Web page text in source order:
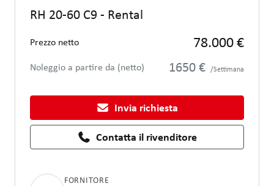
RH 20-60 C9 - Rental
Prezzo netto 78.000 €
Noleggio a partire da (netto) 1650 € /Settimana
Invia richiesta
Contatta il rivenditore
FORNITORE